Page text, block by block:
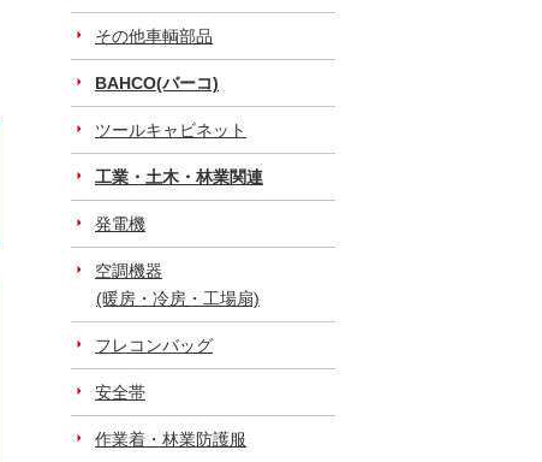
その他車輌部品
BAHCO(バーコ)
ツールキャビネット
工業・土木・林業関連
発電機
空調機器
(暖房・冷房・工場扇)
フレコンバッグ
安全帯
作業着・林業防護服